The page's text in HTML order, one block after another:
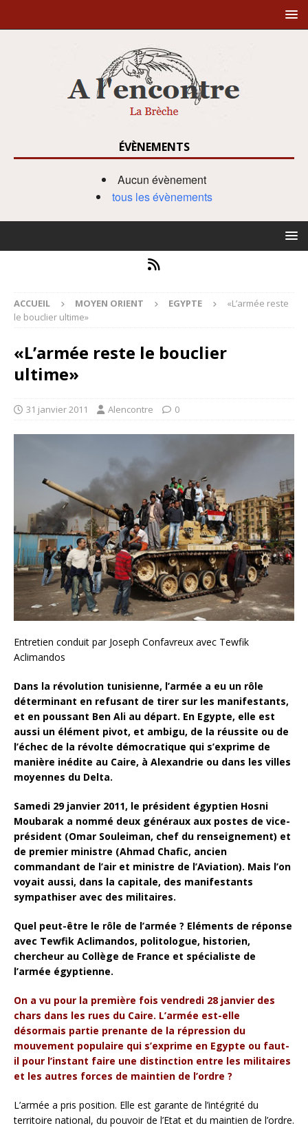
ÉVÈNEMENTS
Aucun évènement
tous les évènements
ACCUEIL MOYEN ORIENT EGYPTE
«L’armée reste
le bouclier ultime»
«L’armée reste le bouclier
ultime»
31 janvier 2011 Alencontre 0
Entretien conduit par Joseph Confavreux avec Tewfik
Aclimandos
Dans la révolution tunisienne, l’armée a eu un rôle
déterminant en refusant de tirer sur les manifestants,
et en poussant Ben Ali au départ. En Egypte, elle est
aussi un élément pivot, et ambigu, de la réussite ou de
l’échec de la révolte démocratique qui s’exprime de
manière inédite au Caire, à Alexandrie ou dans les villes
moyennes du Delta.
Samedi 29 janvier 2011, le président égyptien Hosni
Moubarak a nommé deux généraux aux postes de vice-
président (Omar Souleiman, chef du renseignement) et
de premier ministre (Ahmad Chafic, ancien
commandant de l’air et ministre de l’Aviation). Mais l’on
voyait aussi, dans la capitale, des manifestants
sympathiser avec des militaires.
Quel peut-être le rôle de l’armée ? Eléments de réponse
avec Tewfik Aclimandos, politologue, historien,
chercheur au Collège de France et spécialiste de
l’armée égyptienne.
On a vu pour la première fois vendredi 28 janvier des
chars dans les rues du Caire. L’armée est-elle
désormais partie prenante de la répression du
mouvement populaire qui s’exprime en Egypte ou faut-
il pour l’instant faire une distinction entre les militaires
et les autres forces de maintien de l’ordre ?
L’armée a pris position. Elle est garante de l’intégrité du
territoire national, du pouvoir de l’Etat et du maintien de l’ordre.